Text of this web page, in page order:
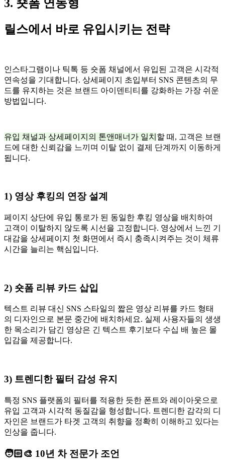
3. 숏폼 연동형
릴스에서 바로 유입시키는 전략
인스타그램이나 틱톡 등 숏폼 채널에서 유입된 고객은 시각적
연속성을 기대합니다. 상세페이지 초입부터 SNS 콘텐츠의 무
드를 유지하는 것은 브랜드 아이덴티티를 강화하는 가장 쉬운
방법입니다.
유입 채널과 상세페이지의 톤앤매너가 일치 할 때, 고객은 브랜
드에 대한 신뢰감을 느끼며 이탈 없이 결제 단계까지 이동하게
됩니다.
1) 영상 후킹의 연장 설계
페이지 상단에 유입 통로가 된 동일한 후킹 영상을 배치하여
고객이 이탈하지 않도록 시선을 고정합니다. 영상에서 느낀 기
대감을 상세페이지 첫 화면에서 즉시 충족시켜주는 것이 체류
시간을 늘리는 핵심입니다.
2) 숏폼 리뷰 카드 삽입
텍스트 리뷰 대신 SNS 스타일의 짧은 영상 리뷰를 카드 형태
의 디자인으로 본문 중간에 배치하세요. 실제 사용자들의 생생
한 목소리가 담긴 영상은 긴 텍스트 후기보다 수십 배 높은 몰
입감을 제공합니다.
3) 트렌디한 필터 감성 유지
특정 SNS 플랫폼의 필터를 적용한 듯한 폰트와 레이아웃으로
유입 고객과 시각적 동질감을 형성합니다. 트렌디한 감각의 디
자인은 브랜드가 타겟 고객의 취향을 정확히 이해하고 있다는
인상을 줍니다.
🧑🏻‍🎨 10년 차 전문가 조언